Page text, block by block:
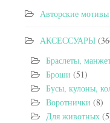
Авторские
АКСЕССУАРЫ
Браслеты,
Броши (51)
Бусы, кулоны,
Воротнички (8)
Для животных